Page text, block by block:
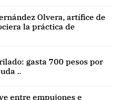
Olvera, artífice de
la práctica de
gasta 700 pesos por
..
entre empujones e